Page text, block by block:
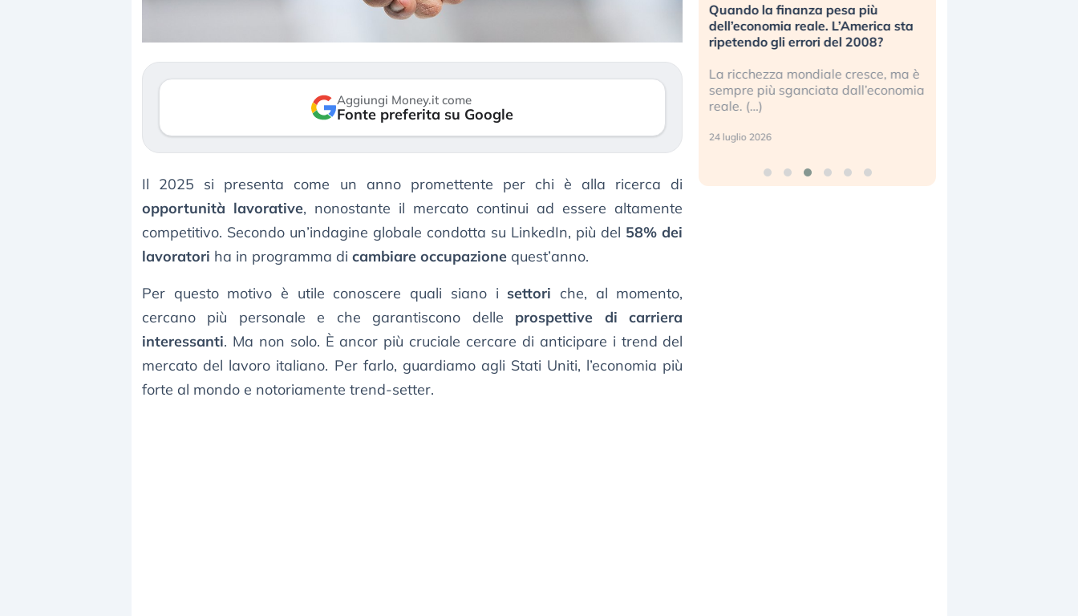
Aggiungi Money.it come
Fonte preferita su Google
Il 2025 si presenta come un anno promettente per chi è alla ricerca di
opportunità lavorative, nonostante il mercato continui ad essere altamente
competitivo. Secondo un’indagine globale condotta su LinkedIn, più del 58% dei
lavoratori ha in programma di cambiare occupazione quest’anno.
Per questo motivo è utile conoscere quali siano i settori che, al momento,
cercano più personale e che garantiscono delle prospettive di carriera
interessanti. Ma non solo. È ancor più cruciale cercare di anticipare i trend del
mercato del lavoro italiano. Per farlo, guardiamo agli Stati Uniti, l’economia più
forte al mondo e notoriamente trend-setter.
Dalle valutazioni estreme alla
correzione. Cosa sta guidando il
repricing degli asset?
3 agosto 2026
della bolla AI
Kospi, mentre gli investitori retail (…)
30 luglio 2026
Quando la finanza pesa più
dell’economia reale. L’America sta
ripetendo gli errori del 2008?
La ricchezza mondiale cresce, ma è
sempre più sganciata dall’economia
reale. (…)
24 luglio 2026